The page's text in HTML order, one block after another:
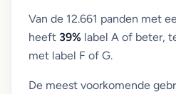
Van de 12.661 panden met
heeft 39% label A of beter,
met label F of G.
De meest voorkomende